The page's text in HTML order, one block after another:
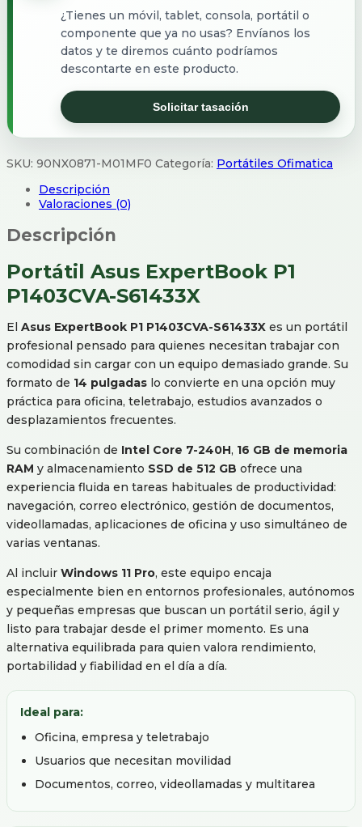
¿Tienes un móvil, tablet, consola, portátil o
componente que ya no usas? Envíanos los
datos y te diremos cuánto podríamos
descontarte en este producto.
Solicitar tasación
SKU: 90NX0871-M01MF0 Categoría: Portátiles Ofimatica
Descripción
Valoraciones (0)
Descripción
Portátil Asus ExpertBook P1
P1403CVA-S61433X
El Asus ExpertBook P1 P1403CVA-S61433X es un portátil
profesional pensado para quienes necesitan trabajar con
comodidad sin cargar con un equipo demasiado grande. Su
formato de 14 pulgadas lo convierte en una opción muy
práctica para oficina, teletrabajo, estudios avanzados o
desplazamientos frecuentes.
Su combinación de Intel Core 7-240H, 16 GB de memoria
RAM y almacenamiento SSD de 512 GB ofrece una
experiencia fluida en tareas habituales de productividad:
navegación, correo electrónico, gestión de documentos,
videollamadas, aplicaciones de oficina y uso simultáneo de
varias ventanas.
Al incluir Windows 11 Pro, este equipo encaja
especialmente bien en entornos profesionales, autónomos
y pequeñas empresas que buscan un portátil serio, ágil y
listo para trabajar desde el primer momento. Es una
alternativa equilibrada para quien valora rendimiento,
portabilidad y fiabilidad en el día a día.
Ideal para:
Oficina, empresa y teletrabajo
Usuarios que necesitan movilidad
Documentos, correo, videollamadas y multitarea